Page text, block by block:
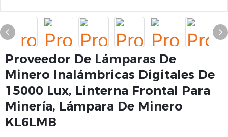
Proveedor De Lámparas De
Minero Inalámbricas Digitales De
15000 Lux, Linterna Frontal Para
Minería, Lámpara De Minero
KL6LMB